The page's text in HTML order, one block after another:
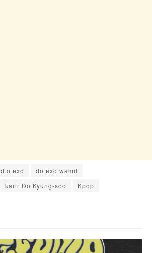
d.o exo
do exo wamil
karir Do Kyung-soo Kpop